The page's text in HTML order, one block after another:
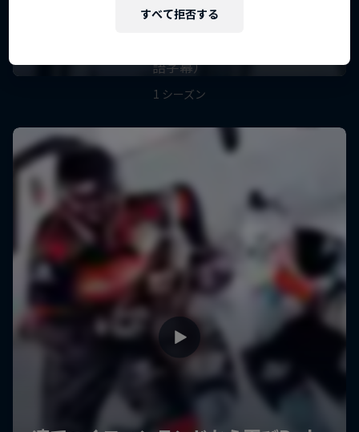
い-】
語字幕）
1 シーズン
すべて拒否する